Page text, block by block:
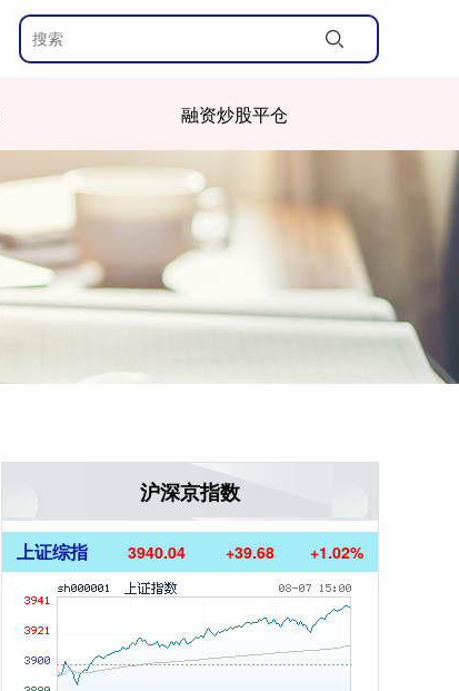
融资炒股平仓
沪深京指数
上证综指 3940.04 +39.68 +1.02%